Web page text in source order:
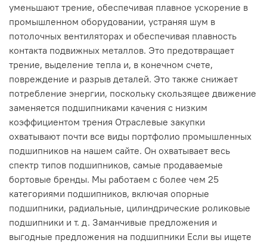
уменьшают трение, обеспечивая плавное ускорение в
промышленном оборудовании, устраняя шум в
потолочных вентиляторах и обеспечивая плавность
контакта подвижных металлов. Это предотвращает
трение, выделение тепла и, в конечном счете,
повреждение и разрыв деталей. Это также снижает
потребление энергии, поскольку скользящее движение
заменяется подшипниками качения с низким
коэффициентом трения Отраслевые закупки
охватывают почти все виды портфолио промышленных
подшипников на нашем сайте. Он охватывает весь
спектр типов подшипников, самые продаваемые
бортовые бренды. Мы работаем с более чем 25
категориями подшипников, включая опорные
подшипники, радиальные, цилиндрические роликовые
подшипники и т. д. Заманчивые предложения и
выгодные предложения на подшипники Если вы ищете